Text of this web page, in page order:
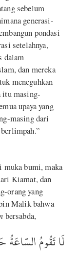
sebelum
generasi-
pondasi
setelahnya,
dalam
dan mereka
meneguhkan
itu masing-
upaya yang
masing dari
muka bumi, maka
Kiamat, dan
orang yang
Malik bahwa
bersabda,
لَا تَقُومُ السَّاعَةُ